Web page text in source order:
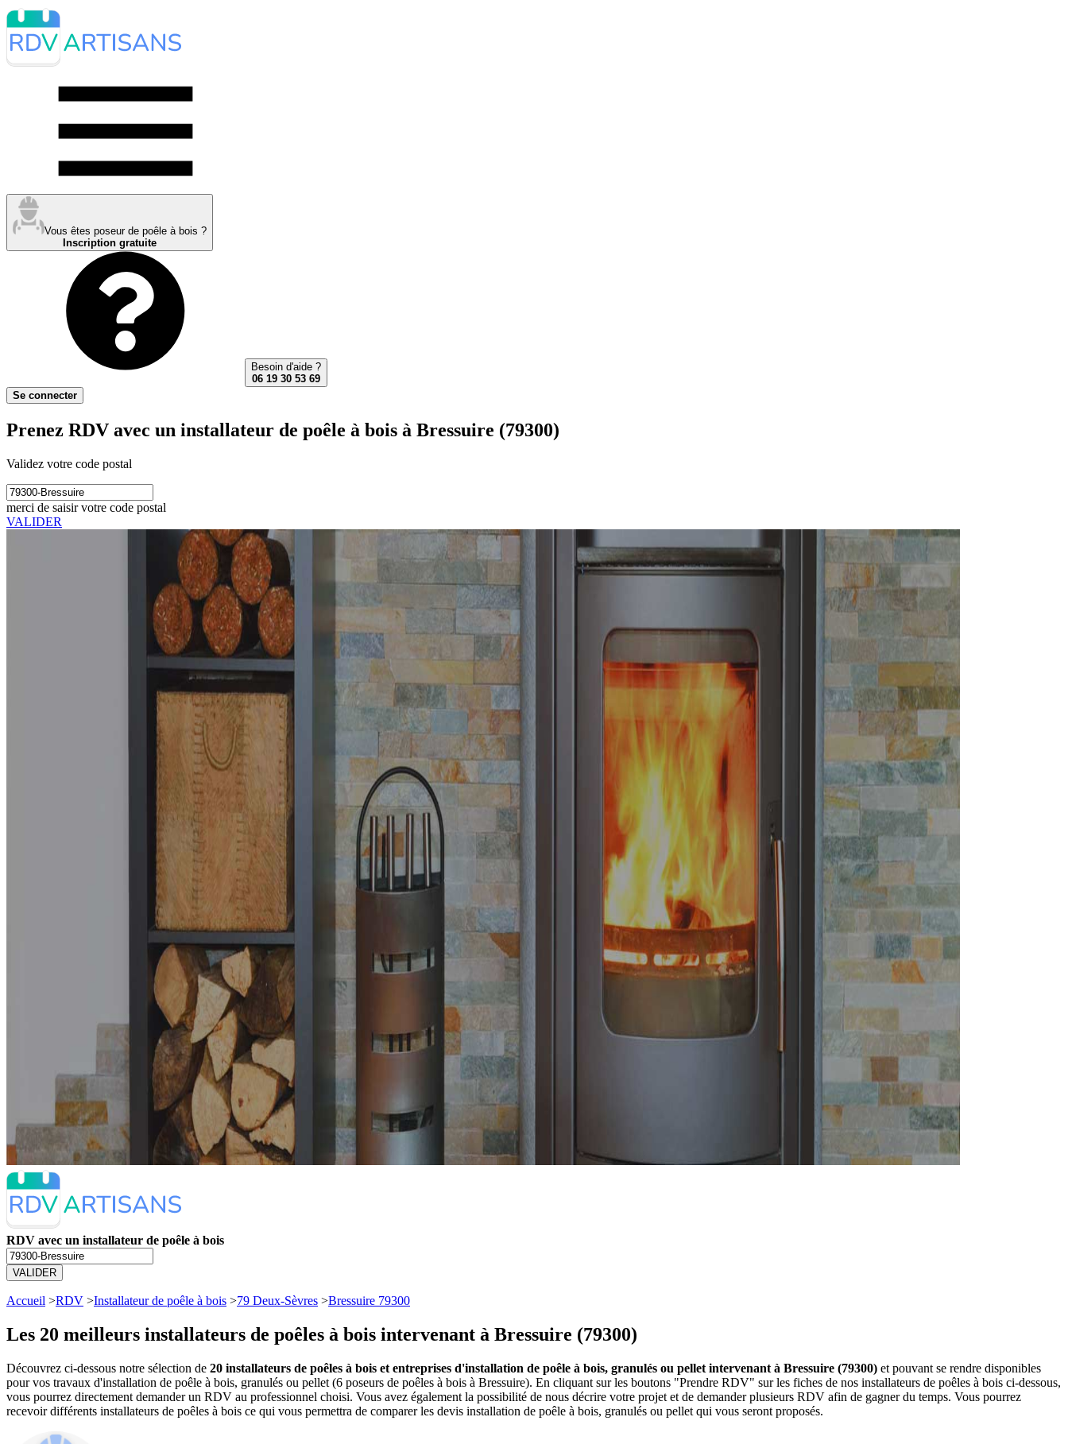
Vous êtes poseur de poêle à bois ?
Inscription gratuite
Besoin d'aide ?
06 19 30 53 69
Se connecter
Prenez RDV avec un installateur de poêle à bois à Bressuire (79300)
Validez votre code postal
merci de saisir votre code postal
VALIDER
RDV avec un installateur de poêle à bois
VALIDER
Accueil >RDV >Installateur de poêle à bois >79 Deux-Sèvres >Bressuire 79300
Les 20 meilleurs installateurs de poêles à bois intervenant à Bressuire (79300)
Découvrez ci-dessous notre sélection de 20 installateurs de poêles à bois et entreprises d'installation de poêle à bois, granulés ou pellet intervenant à Bressuire (79300) et pouvant se rendre disponibles
pour vos travaux d'installation de poêle à bois, granulés ou pellet (6 poseurs de poêles à bois à Bressuire). En cliquant sur les boutons "Prendre RDV" sur les fiches de nos installateurs de poêles à bois ci-dessous,
vous pourrez directement demander un RDV au professionnel choisi. Vous avez également la possibilité de nous décrire votre projet et de demander plusieurs RDV afin de gagner du temps. Vous pourrez
recevoir différents installateurs de poêles à bois ce qui vous permettra de comparer les devis installation de poêle à bois, granulés ou pellet qui vous seront proposés.